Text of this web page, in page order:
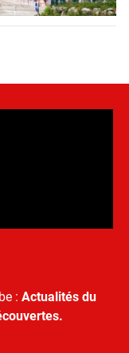
: Actualités du